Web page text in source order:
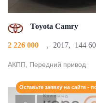
Toyota Camry
2 226 000 , 2017, 144
АКПП, Передний привод
Оставьте заявку на сайте -